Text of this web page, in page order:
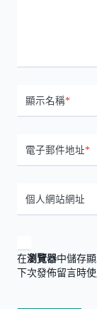
顯示名稱*
電子郵件地址*
個人網站網址
在瀏覽器中儲存
下次發佈留言時使